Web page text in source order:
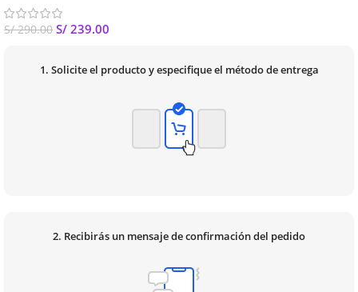
S/290.00 S/ 239.00
1. Solicite el producto y especifique el método de entrega
2. Recibirás un mensaje de confirmación del pedido